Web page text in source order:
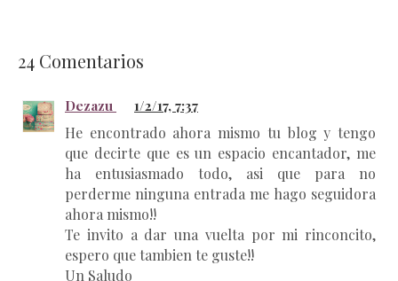
24 Comentarios
Dezazu 1/2/17, 7:37
He encontrado ahora mismo tu blog y tengo
que decirte que es un espacio encantador, me
ha entusiasmado todo, asi que para no
perderme ninguna entrada me hago seguidora
ahora mismo!!
Te invito a dar una vuelta por mi rinconcito,
espero que tambien te guste!!
Un Saludo